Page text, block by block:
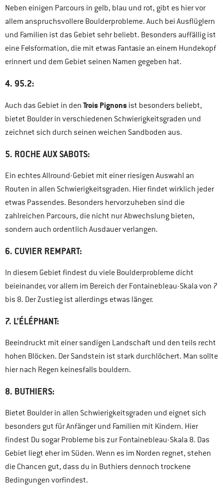
Neben einigen Parcours in gelb, blau und rot, gibt es hier vor
allem anspruchsvollere Boulderprobleme. Auch bei Ausflüglern
und Familien ist das Gebiet sehr beliebt. Besonders auffällig ist
eine Felsformation, die mit etwas Fantasie an einem Hundekopf
erinnert und dem Gebiet seinen Namen gegeben hat.
4. 95.2:
Auch das Gebiet in den Trois Pignons ist besonders beliebt,
bietet Boulder in verschiedenen Schwierigkeitsgraden und
zeichnet sich durch seinen weichen Sandboden aus.
5. ROCHE AUX SABOTS:
Ein echtes Allround-Gebiet mit einer riesigen Auswahl an
Routen in allen Schwierigkeitsgraden. Hier findet wirklich jeder
etwas Passendes. Besonders hervorzuheben sind die
zahlreichen Parcours, die nicht nur Abwechslung bieten,
sondern auch ordentlich Ausdauer verlangen.
6. CUVIER REMPART:
In diesem Gebiet findest du viele Boulderprobleme dicht
beieinander, vor allem im Bereich der Fontainebleau-Skala von 7
bis 8. Der Zustieg ist allerdings etwas länger.
7. L’ÉLÉPHANT:
Beeindruckt mit einer sandigen Landschaft und den teils recht
hohen Blöcken. Der Sandstein ist stark durchlöchert. Man sollte
hier nach Regen keinesfalls bouldern.
8. BUTHIERS:
Bietet Boulder in allen Schwierigkeitsgraden und eignet sich
besonders gut für Anfänger und Familien mit Kindern. Hier
findest Du sogar Probleme bis zur Fontainebleau-Skala 8. Das
Gebiet liegt eher im Süden. Wenn es im Norden regnet, stehen
die Chancen gut, dass du in Buthiers dennoch trockene
Bedingungen vorfindest.